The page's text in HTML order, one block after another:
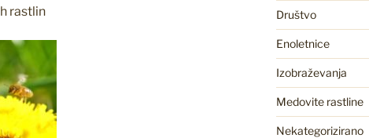
rastlin Društvo
Enoletnice
Izobraževanja
Medovite rastline
Nekategorizirano